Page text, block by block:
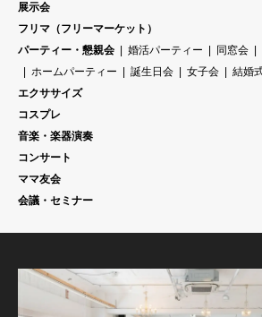
展示会
フリマ（フリーマーケット）
パーティー・懇親会
婚活パーティー 同窓会
ホームパーティー
誕生日会 女子会
結婚
エクササイズ
コスプレ
音楽・楽器演奏
コンサート
ママ友会
会議・セミナー